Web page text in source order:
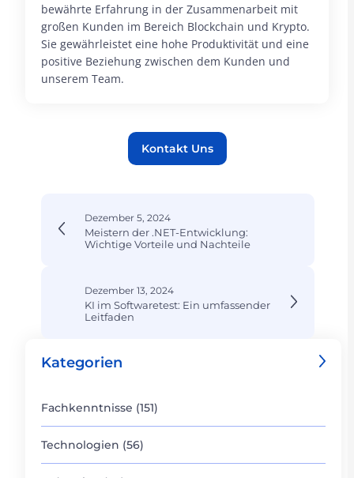
bewährte Erfahrung in der Zusammenarbeit mit
großen Kunden im Bereich Blockchain und Krypto.
Sie gewährleistet eine hohe Produktivität und eine
positive Beziehung zwischen dem Kunden und
unserem Team.
Kontakt Uns
Dezember 5, 2024
Meistern der .NET-Entwicklung:
Wichtige Vorteile und Nachteile
Dezember 13, 2024
KI im Softwaretest: Ein umfassender
Leitfaden
Kategorien
Fachkenntnisse (151)
Technologien (56)